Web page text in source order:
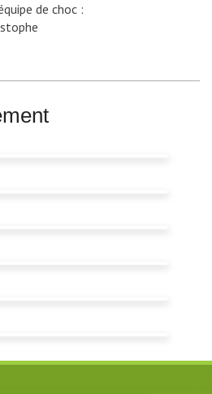
de choc :
Markilux sur